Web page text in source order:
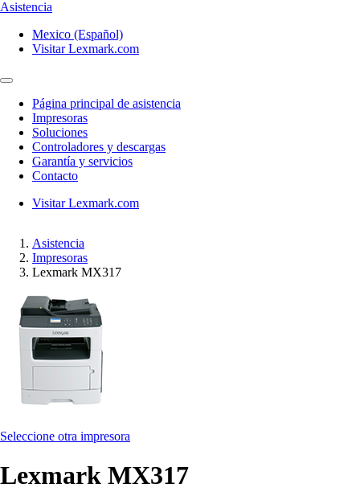
Asistencia
Mexico (Español)
Visitar Lexmark.com
Página principal de asistencia
Impresoras
Soluciones
Controladores y descargas
Garantía y servicios
Contacto
Visitar Lexmark.com
Asistencia
Impresoras
Lexmark MX317
Seleccione otra impresora
Lexmark MX317